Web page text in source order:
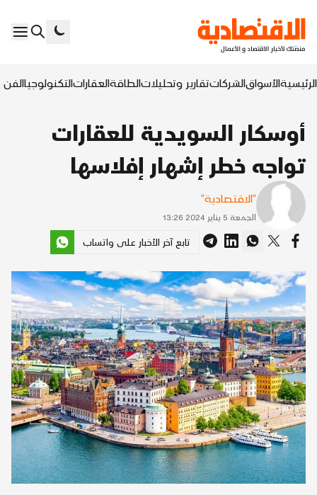
الرئيسيةالأسواقالشركاتتقارير وتحليلاتالطاقةالعقاراتالتكنولوجياالفن
أوسكار السويدية للعقارات
تواجه خطر إشهار إفلاسها
"الاقتصادية"
الجمعة 5 يناير 2024 13:26
تابع آخر الأخبار على واتساب